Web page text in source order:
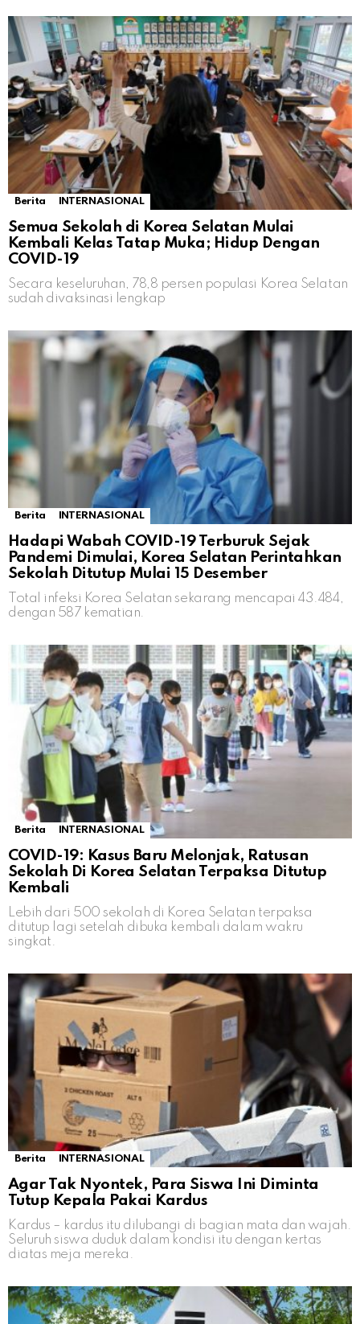
Berita INTERNASIONAL
Semua Sekolah di Korea Selatan Mulai
Kembali Kelas Tatap Muka; Hidup Dengan
COVID-19
Secara keseluruhan, 78,8 persen populasi Korea Selatan
sudah divaksinasi lengkap
Berita INTERNASIONAL
Hadapi Wabah COVID-19 Terburuk Sejak
Pandemi Dimulai, Korea Selatan Perintahkan
Sekolah Ditutup Mulai 15 Desember
Total infeksi Korea Selatan sekarang mencapai 43.484,
dengan 587 kematian.
Berita INTERNASIONAL
COVID-19: Kasus Baru Melonjak, Ratusan
Sekolah Di Korea Selatan Terpaksa Ditutup
Kembali
Lebih dari 500 sekolah di Korea Selatan terpaksa
ditutup lagi setelah dibuka kembali dalam wakru
singkat.
Berita INTERNASIONAL
Agar Tak Nyontek, Para Siswa Ini Diminta
Tutup Kepala Pakai Kardus
Kardus – kardus itu dilubangi di bagian mata dan wajah.
Seluruh siswa duduk dalam kondisi itu dengan kertas
diatas meja mereka.